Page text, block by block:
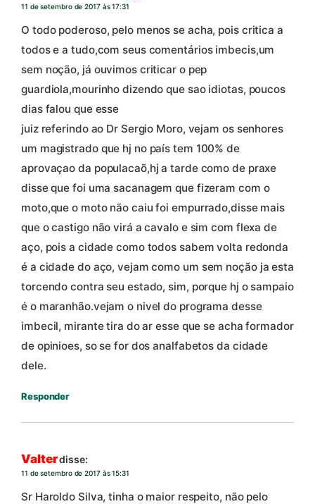
11 de setembro de 2017 às 17:31
O todo poderoso, pelo menos se acha, pois critica a
todos e a tudo,com seus comentários imbecis,um
sem noção, já ouvimos criticar o pep
guardiola,mourinho dizendo que sao idiotas, poucos
dias falou que esse
juiz referindo ao Dr Sergio Moro, vejam os senhores
um magistrado que hj no país tem 100% de
aprovaçao da populacaõ,hj a tarde como de praxe
disse que foi uma sacanagem que fizeram com o
moto,que o moto não caiu foi empurrado,disse mais
que o castigo não virá a cavalo e sim com flexa de
aço, pois a cidade como todos sabem volta redonda
é a cidade do aço, vejam como um sem noção ja esta
torcendo contra seu estado, sim, porque hj o sampaio
é o maranhão.vejam o nivel do programa desse
imbecil, mirante tira do ar esse que se acha formador
de opinioes, so se for dos analfabetos da cidade
dele.
Responder
Valterdisse:
11 de setembro de 2017 às 15:31
Sr Haroldo Silva, tinha o maior respeito, não pelo